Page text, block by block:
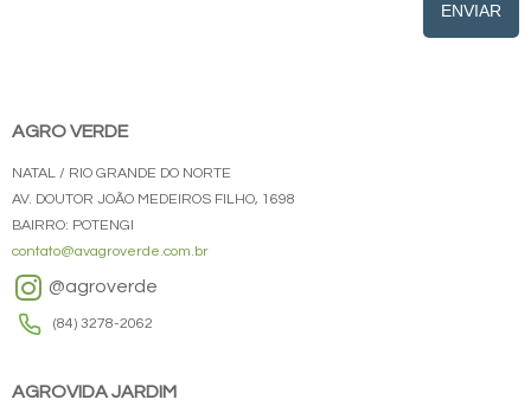
ENVIAR
AGRO VERDE
NATAL / RIO GRANDE DO NORTE
AV. DOUTOR JOÃO MEDEIROS FILHO, 1698
BAIRRO: POTENGI
contato@avagroverde.com.br
@agroverde
(84) 3278-2062
AGROVIDA JARDIM